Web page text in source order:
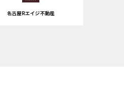
名古屋Rエイジ不動産